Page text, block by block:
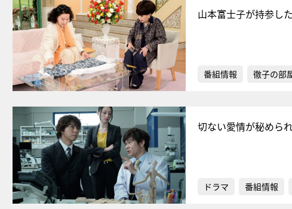
山本富士子が持参し
番組情報 徹子の部
切ない愛情が秘めら
ドラマ 番組情報